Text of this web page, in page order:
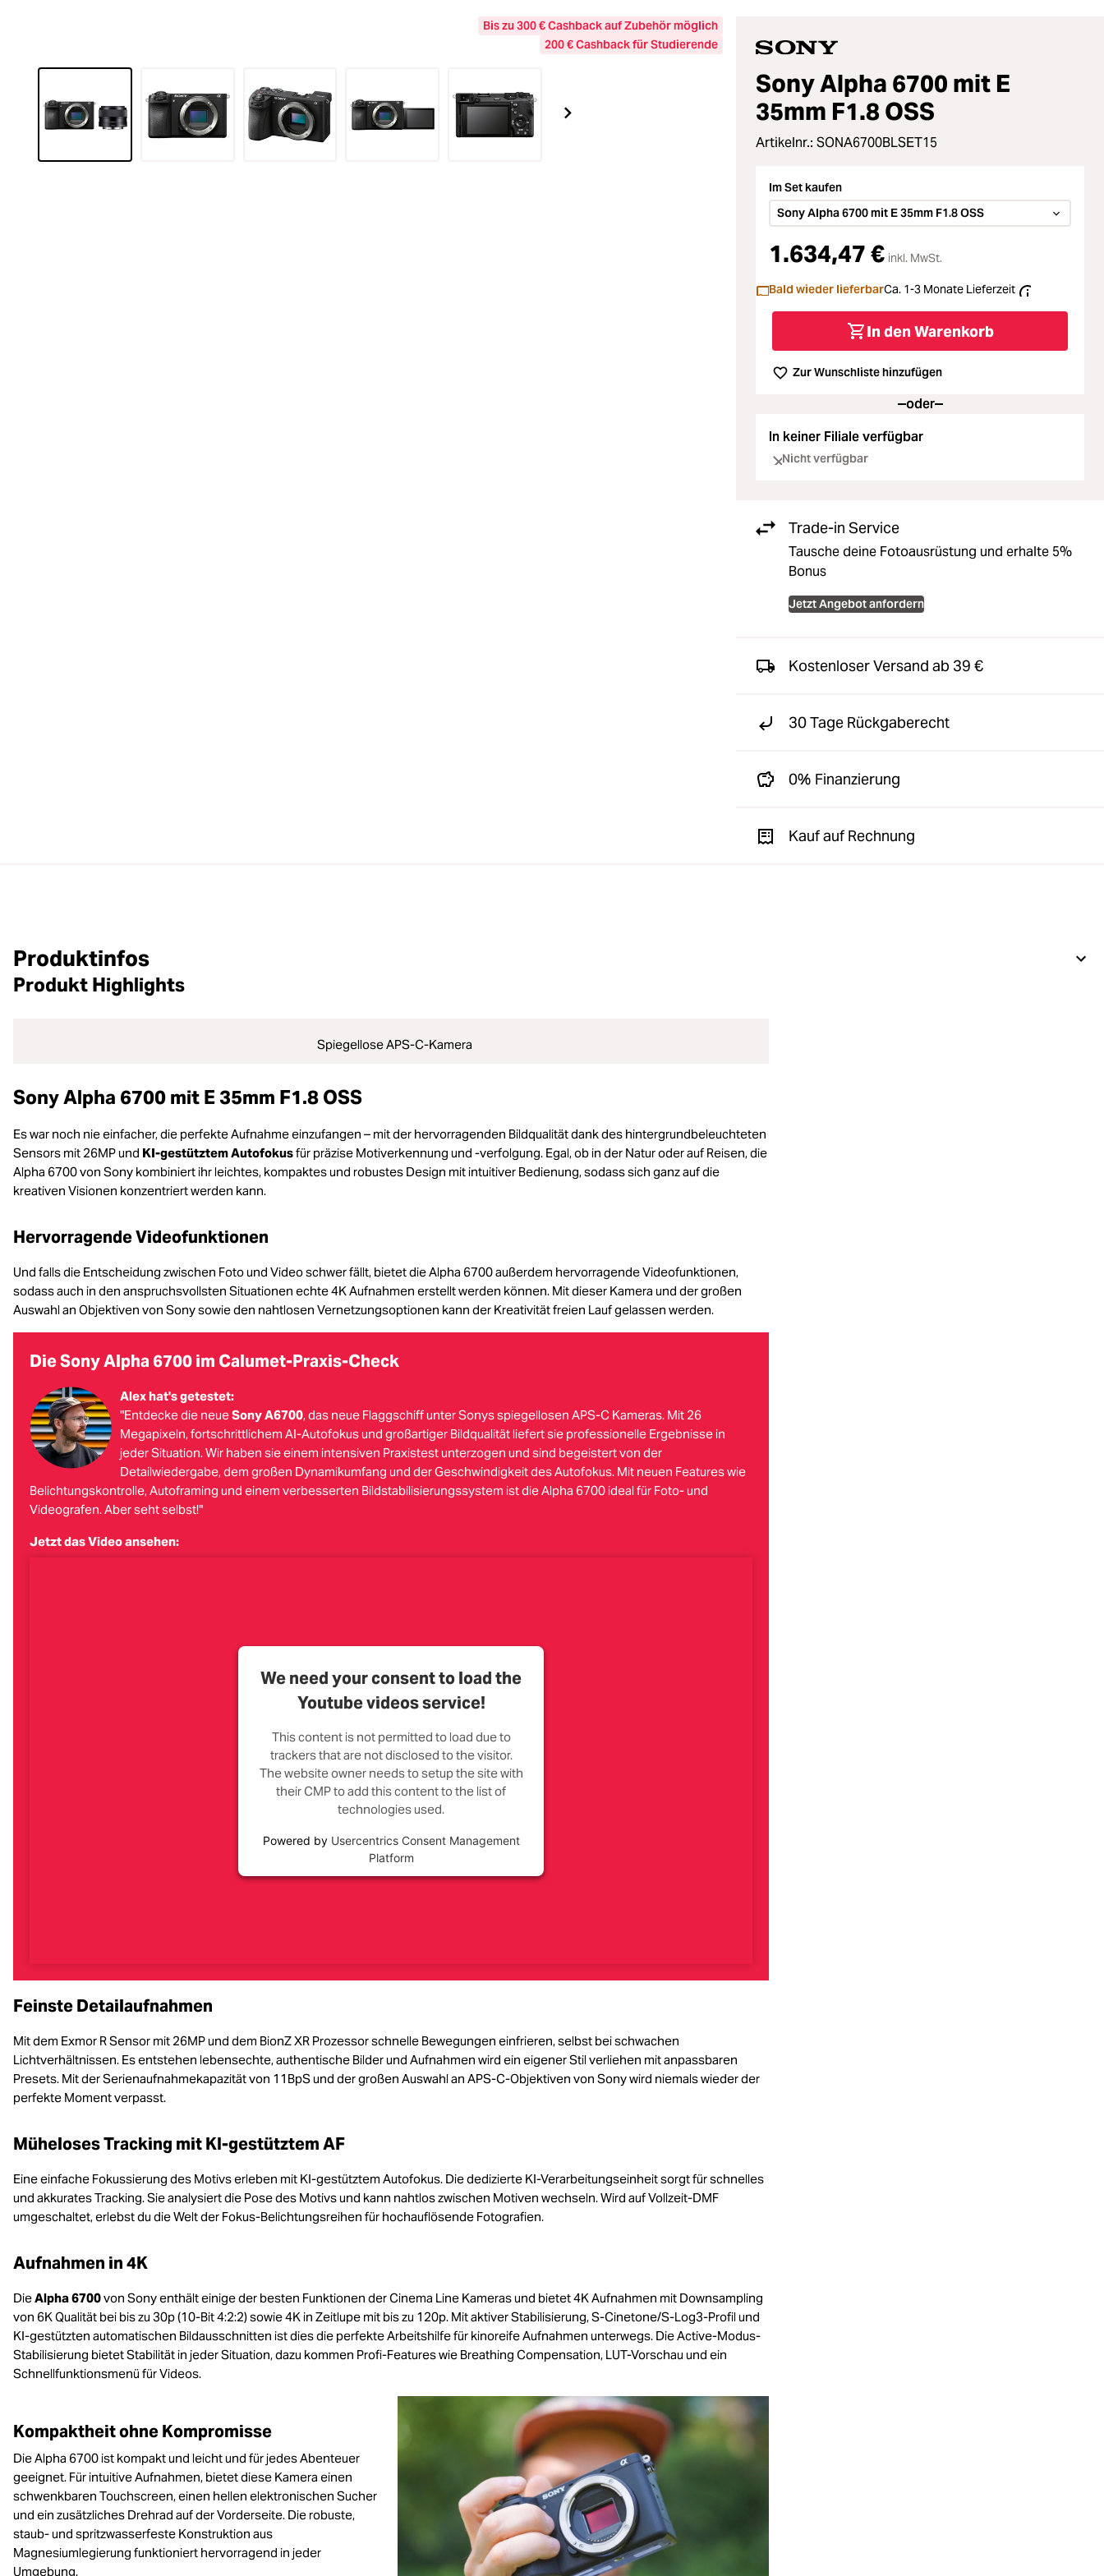
Bis zu 300 € Cashback auf Zubehör möglich
200 € Cashback für Studierende
Sony Alpha 6700 mit E
35mm F1.8 OSS
Artikelnr.: SONA6700BLSET15
Im Set kaufen
Sony Alpha 6700 mit E 35mm F1.8 OSS
1.634,47 € inkl. MwSt.
Bald wieder lieferbarCa. 1-3 Monate Lieferzeit
In den Warenkorb
Zur Wunschliste hinzufügen
oder
In keiner Filiale verfügbar
Nicht verfügbar
Trade-in Service
Tausche deine Fotoausrüstung und erhalte 5%
Bonus
Jetzt Angebot anfordern
Kostenloser Versand ab 39 €
30 Tage Rückgaberecht
0% Finanzierung
Kauf auf Rechnung
Produktinfos
Produkt Highlights
Spiegellose APS-C-Kamera
Sony Alpha 6700 mit E 35mm F1.8 OSS
Es war noch nie einfacher, die perfekte Aufnahme einzufangen – mit der hervorragenden Bildqualität dank des hintergrundbeleuchteten
Sensors mit 26MP und KI-gestütztem Autofokusfür präzise Motiverkennung und -verfolgung. Egal, ob in der Natur oder auf Reisen, die
Alpha 6700 von Sony kombiniert ihr leichtes, kompaktes und robustes Design mit intuitiver Bedienung, sodass sich ganz auf die
kreativen Visionen konzentriert werden kann.
Hervorragende Videofunktionen
Und falls die Entscheidung zwischen Foto und Video schwer fällt, bietet die Alpha 6700 außerdem hervorragende Videofunktionen,
sodass auch in den anspruchsvollsten Situationen echte 4K Aufnahmen erstellt werden können. Mit dieser Kamera und der großen
Auswahl an Objektiven von Sony sowie den nahtlosen Vernetzungsoptionen kann der Kreativität freien Lauf gelassen werden.
Die Sony Alpha 6700 im Calumet-Praxis-Check
Alex hat's getestet:
"Entdecke die neueSony A6700, das neue Flaggschiff unter Sonys spiegellosen APS-C Kameras. Mit 26
Megapixeln, fortschrittlichem AI-Autofokus und großartiger Bildqualität liefert sie professionelle Ergebnisse in
jeder Situation. Wir haben sie einem intensiven Praxistest unterzogen und sind begeistert von der
Detailwiedergabe, dem großen Dynamikumfang und der Geschwindigkeit des Autofokus. Mit neuen Features wie
Belichtungskontrolle, Autoframing und einem verbesserten Bildstabilisierungssystem ist die Alpha 6700 ideal für Foto- und
Videografen. Aber seht selbst!"
Jetzt das Video ansehen:
We need your consent to load the
Youtube videos service!
This content is not permitted to load due to
trackers that are not disclosed to the visitor.
The website owner needs to setup the site with
their CMP to add this content to the list of
technologies used.
Powered by Usercentrics Consent Management
Platform
Feinste Detailaufnahmen
Mit dem Exmor R Sensor mit 26MP und dem BionZ XR Prozessor schnelle Bewegungen einfrieren, selbst bei schwachen
Lichtverhältnissen. Es entstehen lebensechte, authentische Bilder und Aufnahmen wird ein eigener Stil verliehen mit anpassbaren
Presets. Mit der Serienaufnahmekapazität von 11BpS und der großen Auswahl an APS-C-Objektiven von Sony wird niemals wieder der
perfekte Moment verpasst.
Müheloses Tracking mit KI-gestütztem AF
Eine einfache Fokussierung des Motivs erleben mit KI-gestütztem Autofokus. Die dedizierte KI-Verarbeitungseinheit sorgt für schnelles
und akkurates Tracking. Sie analysiert die Pose des Motivs und kann nahtlos zwischen Motiven wechseln. Wird auf Vollzeit-DMF
umgeschaltet, erlebst du die Welt der Fokus-Belichtungsreihen für hochauflösende Fotografien.
Aufnahmen in 4K
DieAlpha 6700von Sony enthält einige der besten Funktionen der Cinema Line Kameras und bietet 4K Aufnahmen mit Downsampling
von 6K Qualität bei bis zu 30p (10-Bit 4:2:2) sowie 4K in Zeitlupe mit bis zu 120p. Mit aktiver Stabilisierung, S-Cinetone/S-Log3-Profil und
KI-gestützten automatischen Bildausschnitten ist dies die perfekte Arbeitshilfe für kinoreife Aufnahmen unterwegs. Die Active-Modus-
Stabilisierung bietet Stabilität in jeder Situation, dazu kommen Profi-Features wie Breathing Compensation, LUT-Vorschau und ein
Schnellfunktionsmenü für Videos.
Kompaktheit ohne Kompromisse
Die Alpha 6700 ist kompakt und leicht und für jedes Abenteuer
geeignet. Für intuitive Aufnahmen, bietet diese Kamera einen
schwenkbaren Touchscreen, einen hellen elektronischen Sucher
und ein zusätzliches Drehrad auf der Vorderseite. Die robuste,
staub- und spritzwasserfeste Konstruktion aus
Magnesiumlegierung funktioniert hervorragend in jeder
Umgebung.